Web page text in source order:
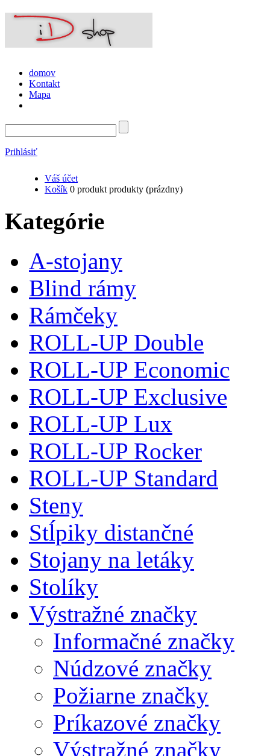
domov
Kontakt
Mapa
Prihlásiť
Váš účet
Košík 0 produkt produkty (prázdny)
Kategórie
A-stojany
Blind rámy
Rámčeky
ROLL-UP Double
ROLL-UP Economic
ROLL-UP Exclusive
ROLL-UP Lux
ROLL-UP Rocker
ROLL-UP Standard
Steny
Stĺpiky distančné
Stojany na letáky
Stolíky
Výstražné značky
Informačné značky
Núdzové značky
Požiarne značky
Príkazové značky
Výstražné značky